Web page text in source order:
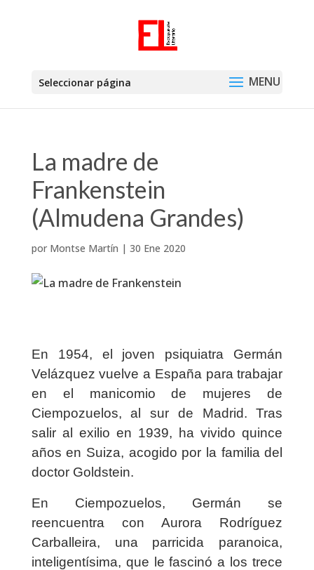
Seleccionar página
La madre de
Frankenstein
(Almudena Grandes)
por Montse Martín | 30 Ene 2020
En 1954, el joven psiquiatra Germán
Velázquez vuelve a España para trabajar
en el manicomio de mujeres de
Ciempozuelos, al sur de Madrid. Tras
salir al exilio en 1939, ha vivido quince
años en Suiza, acogido por la familia del
doctor Goldstein.
En Ciempozuelos, Germán se
reencuentra con Aurora Rodríguez
Carballeira, una parricida paranoica,
inteligentísima, que le fascinó a los trece